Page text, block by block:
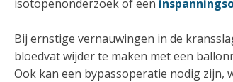
isotopenonderzoek of een
Bij ernstige vernauwingen in de
bloedvat wijder te maken met een
Ook kan een bypassoperatie nodig zijn,